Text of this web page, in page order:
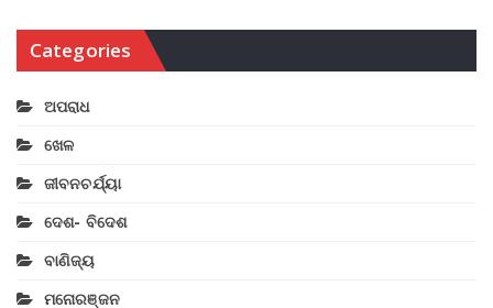
Categories
ଅପରାଧ
ଖେଳ
ଜୀବନଚର୍ଯ୍ୟା
ଦେଶ- ବିଦେଶ
ବାଣିଜ୍ୟ
ମନୋରଞ୍ଜନ